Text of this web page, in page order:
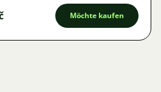
Möchte kaufen